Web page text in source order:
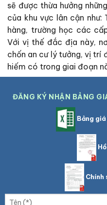
sẽ được thừa hưởng
của khu vực lân cận như:
hàng, trường học các
Với vị thế đắc địa này,
chốn an cư lý tưởng, vị trí
hiếm có trong giai đoạn
ĐĂNG KÝ NHẬN BẢNG
Bảng
Chính